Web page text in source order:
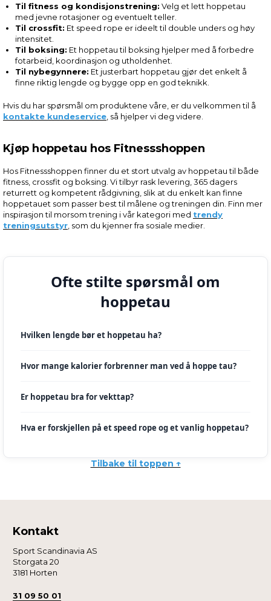
Til fitness og kondisjonstrening: Velg et lett hoppetau
med jevne rotasjoner og eventuelt teller.
Til crossfit: Et speed rope er ideelt til double unders og høy
intensitet.
Til boksing: Et hoppetau til boksing hjelper med å forbedre
fotarbeid, koordinasjon og utholdenhet.
Til nybegynnere: Et justerbart hoppetau gjør det enkelt å
finne riktig lengde og bygge opp en god teknikk.
Hvis du har spørsmål om produktene våre, er du velkommen til å
kontakte kundeservice , så hjelper vi deg videre.
Kjøp hoppetau hos Fitnessshoppen
Hos Fitnessshoppen finner du et stort utvalg av hoppetau til både
fitness, crossfit og boksing. Vi tilbyr rask levering, 365 dagers
returrett og kompetent rådgivning, slik at du enkelt kan finne
hoppetauet som passer best til målene og treningen din. Finn mer
inspirasjon til morsom trening i vår kategori med trendy
treningsutstyr, som du kjenner fra sosiale medier.
Ofte stilte spørsmål om
hoppetau
Hvilken lengde bør et hoppetau ha?
Hvor mange kalorier forbrenner man ved å hoppe tau?
Er hoppetau bra for vekttap?
Hva er forskjellen på et speed rope og et vanlig hoppetau?
Tilbake til toppen ↑
Kontakt
Sport Scandinavia AS
Storgata 20
3181 Horten
31 09 50 01